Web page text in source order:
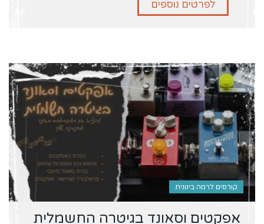
לפרטים נוספים
קורסים לרמה בינונית
אפקטים וסאונד בגיטרה החשמלית